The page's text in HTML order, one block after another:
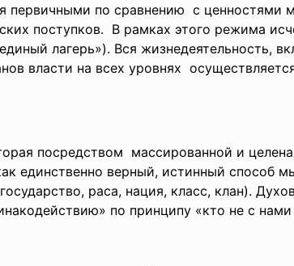
первичными по сравнению с ценностями
поступков. В рамках этого режима
лагерь»). Вся жизнедеятельность,
власти на всех уровнях
посредством массированной и
единственно верный, истинный способ
раса, нация, класс, клан).
по принципу «кто не с